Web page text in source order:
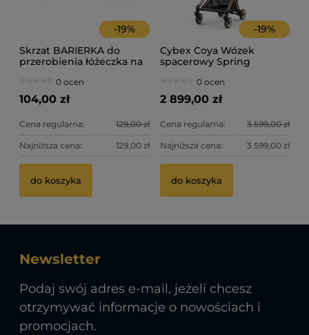
-19%
Skrzat BARIERKA do
przerobienia łóżeczka na
0 ocen
104,00 zł
Cena regularna: 129,00 zł
Najniższa cena: 129,00 zł
do koszyka
-19%
Cybex Coya Wózek
spacerowy Spring
0 ocen
2 899,00 zł
Cena regularna: 3 599,00 zł
Najniższa cena: 3 599,00 zł
do koszyka
Newsletter
Podaj swój adres e-mail, jeżeli chcesz
otrzymywać informacje o nowościach i
promocjach.